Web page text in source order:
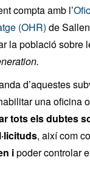
compta amb l’
(OHR) de
la població sobre
d’aquestes
una oficina
tots els dubtes
, així com
ipoder controlar